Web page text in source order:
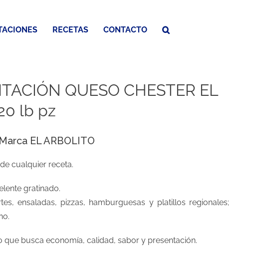
RECETAS CONTACTO
QUESO CHESTER EL
lb pz
EL ARBOLITO
cualquier receta.
gratinado.
ensaladas, pizzas, hamburguesas y platillos regionales;
busca economía, calidad, sabor y presentación.